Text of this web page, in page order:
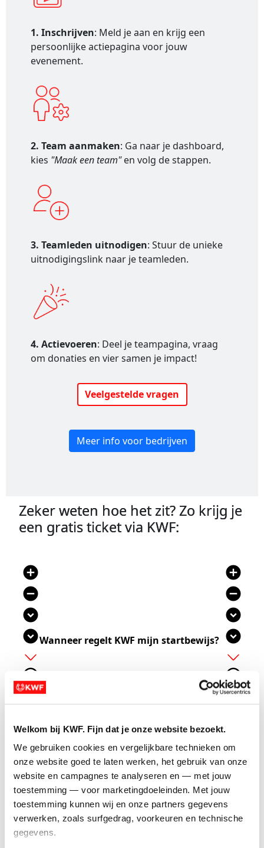
Welkom bij KWF. Fijn dat je onze website bezoekt.
We gebruiken cookies en vergelijkbare technieken om
onze website goed te laten werken, het gebruik van onze
website en campagnes te analyseren en — met jouw
toestemming — voor marketingdoeleinden. Met jouw
toestemming kunnen wij en onze partners gegevens
verwerken, zoals surfgedrag, voorkeuren en technische
gegevens.
1. Inschrijven: Meld je aan en krijg een
persoonlijke actiepagina voor jouw
evenement.
2. Team aanmaken: Ga naar je dashboard,
kies "Maak een team"en volg de stappen.
3. Teamleden uitnodigen: Stuur de unieke
uitnodigingslink naar je teamleden.
4. Actievoeren: Deel je teampagina, vraag
om donaties en vier samen je impact!
Veelgestelde vragen
Meer info voor bedrijven
Zeker weten hoe het zit? Zo krijg je
een gratis ticket via KWF:
add_circle
remove_circle
expand_circle_down
expand_circle_down
add
add_circle_outline
remove_circle_outline
Wanneer regelt KWF mijn startbewijs?
add_circle
remove_circle
expand_circle_down
expand_circle_down
add
add_circle_outline
remove_circle_outline
Je hebt je ingeschreven via KWF en bij aanmelden
gekozen voor: ‘KWF koopt mijn startbewijs’. Als je
dan vóór18 september 2026minimaal750 euro
euro ophaalt, betaalt KWF je ticket en is je
startbewijsgegarandeerd.
add_circle